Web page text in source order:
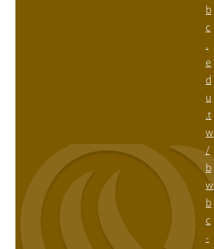
b
c
.
e
d
u
.t
w
/
b
w
b
c
-